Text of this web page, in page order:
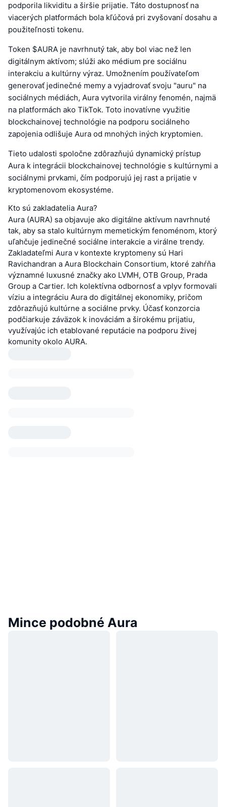
podporila likviditu a širšie prijatie. Táto dostupnosť na
viacerých platformách bola kľúčová pri zvyšovaní dosahu a
použiteľnosti tokenu.
Token $AURA je navrhnutý tak, aby bol viac než len
digitálnym aktívom; slúži ako médium pre sociálnu
interakciu a kultúrny výraz. Umožnením používateľom
generovať jedinečné memy a vyjadrovať svoju "auru" na
sociálnych médiách, Aura vytvorila virálny fenomén, najmä
na platformách ako TikTok. Toto inovatívne využitie
blockchainovej technológie na podporu sociálneho
zapojenia odlišuje Aura od mnohých iných kryptomien.
Tieto udalosti spoločne zdôrazňujú dynamický prístup
Aura k integrácii blockchainovej technológie s kultúrnymi a
sociálnymi prvkami, čím podporujú jej rast a prijatie v
kryptomenovom ekosystéme.
Kto sú zakladatelia Aura?
Aura (AURA) sa objavuje ako digitálne aktívum navrhnuté
tak, aby sa stalo kultúrnym memetickým fenoménom, ktorý
uľahčuje jedinečné sociálne interakcie a virálne trendy.
Zakladateľmi Aura v kontexte kryptomeny sú Hari
Ravichandran a Aura Blockchain Consortium, ktoré zahŕňa
významné luxusné značky ako LVMH, OTB Group, Prada
Group a Cartier. Ich kolektívna odbornosť a vplyv formovali
víziu a integráciu Aura do digitálnej ekonomiky, pričom
zdôrazňujú kultúrne a sociálne prvky. Účasť konzorcia
podčiarkuje záväzok k inováciám a širokému prijatiu,
využívajúc ich etablované reputácie na podporu živej
komunity okolo AURA.
Mince podobné Aura